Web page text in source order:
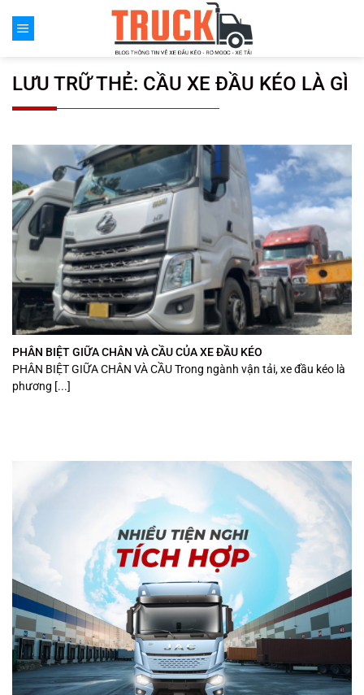
đến
LƯU TRỮ THẺ: CẦU XE ĐẦU KÉO LÀ GÌ
PHÂN BIỆT GIỮA CHÂN VÀ CẦU CỦA XE ĐẦU KÉO
PHÂN BIỆT GIỮA CHÂN VÀ CẦU Trong ngành vận tải, xe đầu kéo là
phương [...]